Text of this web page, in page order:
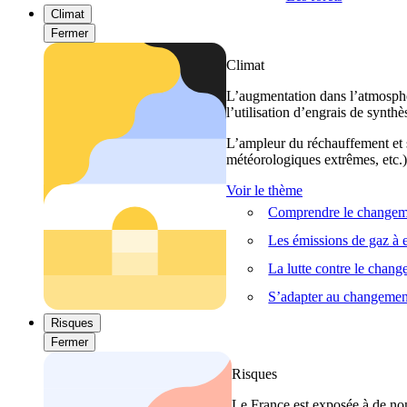
Climat
Fermer
Climat
L’augmentation dans
l’utilisation d’engrais de
L’ampleur du réchauffement
météorologiques extrêmes,
Voir le thème
Comprendre le
Les émissions de gaz à
La lutte contre le
S’adapter au
Risques
Fermer
Risques